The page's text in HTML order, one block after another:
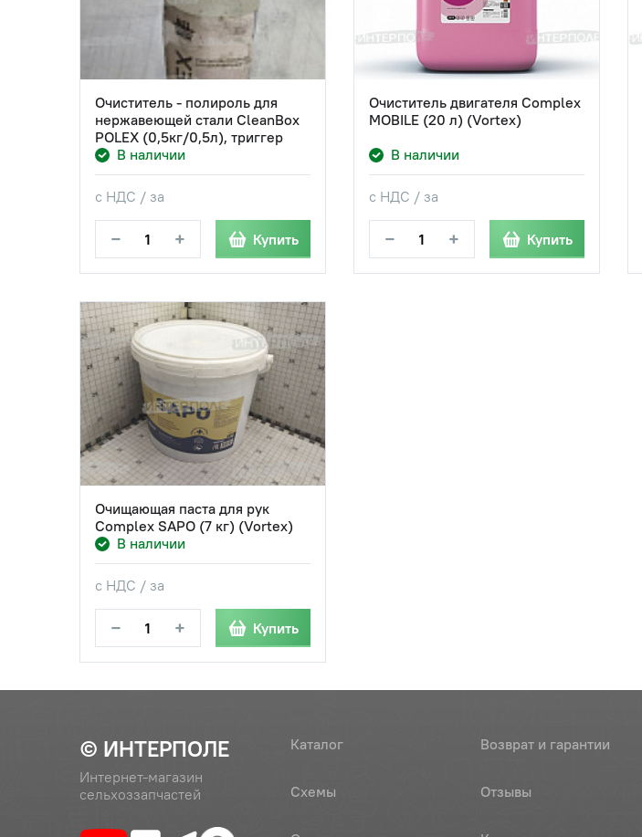
Очиститель - полироль для
нержавеющей стали CleanBox
POLEX (0,5кг/0,5л), триггер
В наличии
с НДС / за
− + Купить
Очиститель двигателя Complex
MOBILE (20 л) (Vortex)
В наличии
с НДС / за
− + Купить
Очищающая паста для рук
Complex SAPO (7 кг) (Vortex)
В наличии
с НДС / за
− + Купить
© ИНТЕРПОЛЕ
Интернет-магазин
сельхоззапчастей
Каталог
Схемы
Возврат и гарантии
Отзывы